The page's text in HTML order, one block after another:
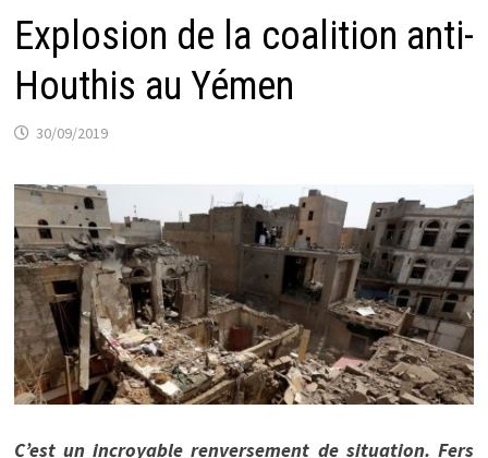
Explosion de la coalition anti-
Houthis au Yémen
30/09/2019
C’est un incroyable renversement de situation. Fers